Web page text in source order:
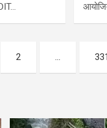
2 … 331